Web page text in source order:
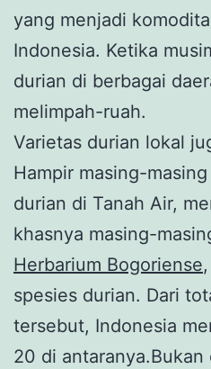
yang menjadi
Indonesia. Ketika
durian di berbagai
melimpah-ruah.
Varietas durian lokal
Hampir masing-
durian di Tanah Air,
khasnya masing-
Herbarium Bogoriense
spesies durian. Dari
tersebut, Indonesia
20 di antaranya.Bukan